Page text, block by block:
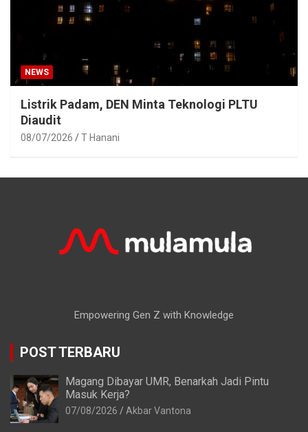
NEWS
Listrik Padam, DEN Minta Teknologi PLTU
Diaudit
08/07/2026 T Hanani
Empowering Gen Z with Knowledge
POST TERBARU
Magang Dibayar UMR, Benarkah Jadi Pintu
Masuk Kerja?
07/08/2026 Akbar Vantona